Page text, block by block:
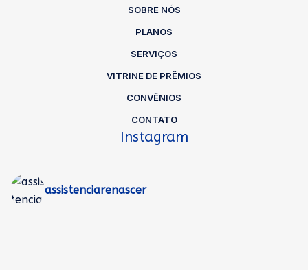
SOBRE NÓS
PLANOS
SERVIÇOS
VITRINE DE PRÊMIOS
CONVÊNIOS
CONTATO
Instagram
assistenciarenascer